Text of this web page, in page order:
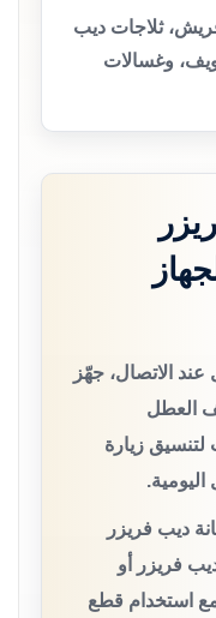
ثلاجات ديب
وغسالات
الاتصال، جهّز
العطل
زيارة
ديب فريزر
فريزر أو
مع استخدام قطع